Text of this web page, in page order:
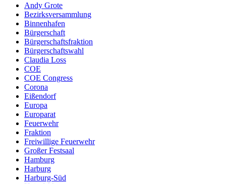
Andy Grote
Bezirksversammlung
Binnenhafen
Bürgerschaft
Bürgerschaftsfraktion
Bürgerschaftswahl
Claudia Loss
COE
COE Congress
Corona
Eißendorf
Europa
Europarat
Feuerwehr
Fraktion
Freiwillige Feuerwehr
Großer Festsaal
Hamburg
Harburg
Harburg-Süd